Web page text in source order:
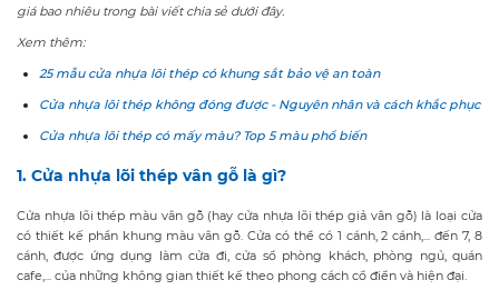
giá bao nhiêu trong bài viết chia sẻ dưới đây.
Xem thêm:
25 mẫu cửa nhựa lõi thép có khung sắt bảo vệ an toàn
Cửa nhựa lõi thép không đóng được - Nguyên nhân và cách khắc phục
Cửa nhựa lõi thép có mấy màu? Top 5 màu phổ biến
1. Cửa nhựa lõi thép vân gỗ là gì?
Cửa nhựa lõi thép màu vân gỗ (hay cửa nhựa lõi thép giả vân gỗ) là loại cửa
có thiết kế phần khung màu vân gỗ. Cửa có thể có 1 cánh, 2 cánh,... đến 7, 8
cánh, được ứng dụng làm cửa đi, cửa sổ phòng khách, phòng ngủ, quán
cafe,... của những không gian thiết kế theo phong cách cổ điển và hiện đại.